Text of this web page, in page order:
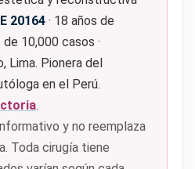
20164· 18 años de
10,000 casos ·
Lima. Pionera del
en el Perú.
.
y no reemplaza
Toda cirugía tiene